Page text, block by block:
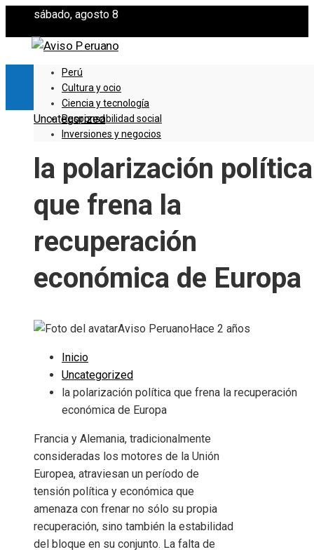
sábado, agosto 8
Perú
Cultura y ocio
Ciencia y tecnología
Responsabilidad social
Inversiones y negocios
Uncategorized
la polarización política
que frena la
recuperación
económica de Europa
Aviso Peruano Hace 2 años
Inicio
Uncategorized
la polarización política que frena la recuperación
económica de Europa
Francia y Alemania, tradicionalmente
consideradas los motores de la Unión
Europea, atraviesan un período de
tensión política y económica que
amenaza con frenar no sólo su propia
recuperación, sino también la estabilidad
del bloque en su conjunto. La falta de